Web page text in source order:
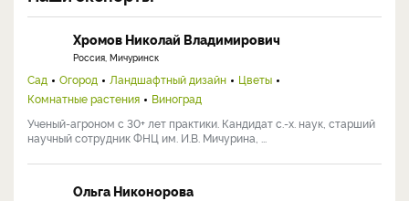
Хромов Николай Владимирович
Россия, Мичуринск
Сад Огород Ландшафтный дизайн
Цветы
Комнатные растения
Виноград
Ученый-агроном с 30+ лет практики. Кандидат с.-х. наук, старший
научный сотрудник ФНЦ им. И.В. Мичурина, ...
Ольга Никонорова